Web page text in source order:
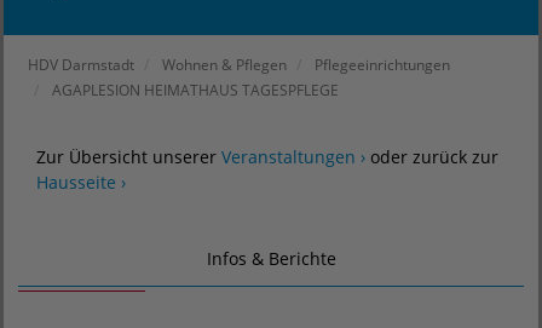
HDV Darmstadt Wohnen & Pflegen
Pflegeeinrichtungen
AGAPLESION HEIMATHAUS TAGESPFLEGE
Zur Übersicht unserer Veranstaltungen › oder zurück zur
Hausseite ›
Infos & Berichte